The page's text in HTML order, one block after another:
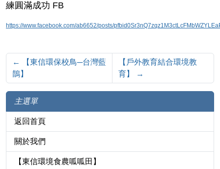
練圓滿成功 FB
https://www.facebook.com/ab6652/posts/
←
【東信環保校鳥─台灣藍
鵲】
【戶外教育結合環境教
育】
→
主選單
返回首頁
關於我們
【東信環境食農呱呱田】